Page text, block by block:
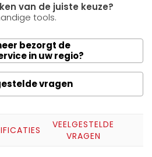
van de juiste keuze?
tools.
bezorgt de
in uw regio?
vragen
VEELGESTELDE
VRAGEN